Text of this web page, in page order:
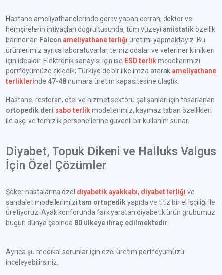
Hastane ameliyathanelerinde görev yapan cerrah, doktor ve
hemşirelerin ihtiyaçları doğrultusunda, tüm yüzeyi antistatik özellik
barındıran Falcon ameliyathane terliği üretimi yapmaktayız. Bu
ürünlerimiz ayrıca laboratuvarlar, temiz odalar ve veteriner klinikleri
için idealdir. Elektronik sanayisi için ise ESD terlik modellerimizi
portföyümüze ekledik; Türkiye'de bir ilke imza atarak ameliyathane
terliklerinde 47-48numara üretim kapasitesine ulaştık.
Hastane, restoran, otel ve hizmet sektörü çalışanları için tasarlanan
ortopedik deri sabo terlik modellerimiz, kaymaz taban özellikleri
ile aşçı ve temizlik personellerine güvenli bir kullanım sunar.
Diyabet, Topuk Dikeni ve Halluks Valgus
İçin Özel Çözümler
Şeker hastalarına özel diyabetik ayakkabı, diyabet terliği ve
sandalet modellerimizi tam ortopedik yapıda ve titiz bir el işçiliği ile
üretiyoruz. Ayak konforunda fark yaratan diyabetik ürün grubumuz
bugün dünya çapında 80 ülkeye ihraç edilmektedir
Ayrıca şu medikal sorunlar için özel üretim portföyümüzü
inceleyebilirsiniz: